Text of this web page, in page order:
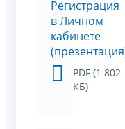
Регистрация
в Личном
кабинете
PDF (1 802
КБ)